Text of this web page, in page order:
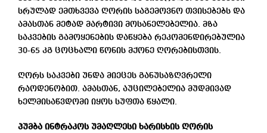
სრულად ემთხვევა ღორის საგემოვნო თვისებებს და
ამასთან მეტად მარტივი მოსანელებელია. მზა
საკვების გამოყენების დაწყება რეკომენდირებულია
30-65 კგ ცოცხალი წონის მქონე ღორებისთვის.
ღორს საკვები უნდა მიეცეს განუსაზღვრელი
რაოდენობით. ამასთან, აუცილებელია მუდმივად
ხელმისაწვდომი იყოს სუფთა წყალი.
პუმბა ინტრაკოს უმაღლესი ხარისხის ღორის